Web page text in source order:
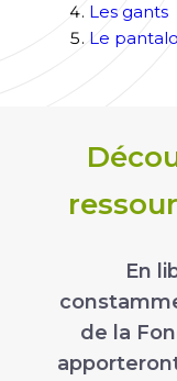
Les gants
Le
En
de la